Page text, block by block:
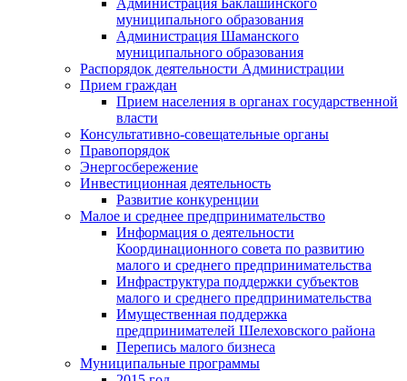
муниципального образования
Администрация Шаманского
муниципального образования
Распорядок деятельности Администрации
Прием граждан
Прием населения в органах государственной
власти
Консультативно-совещательные органы
Правопорядок
Энергосбережение
Инвестиционная деятельность
Развитие конкуренции
Малое и среднее предпринимательство
Информация о деятельности
Координационного совета по развитию
малого и среднего предпринимательства
Инфраструктура поддержки субъектов
малого и среднего предпринимательства
Имущественная поддержка
предпринимателей Шелеховского района
Перепись малого бизнеса
Муниципальные программы